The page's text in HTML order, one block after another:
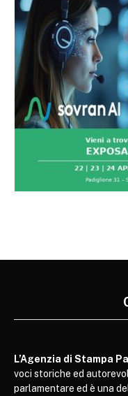
L’Agenzia di Stampa
voci storiche ed
parlamentare ed è una